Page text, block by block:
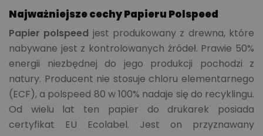
Najważniejsze cechy Papieru Polspeed
Papier polspeed jest produkowany z drewna, które
nabywane jest z kontrolowanych źródeł. Prawie 50%
energii niezbędnej do jego produkcji pochodzi z
natury. Producent nie stosuje chloru elementarnego
(ECF), a polspeed 80 w 100% nadaje się do recyklingu.
Od wielu lat ten papier do drukarek posiada
certyfikat EU Ecolabel. Jest on przyznawany